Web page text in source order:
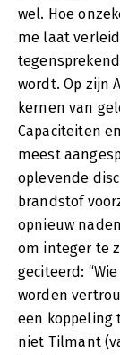
wel. Hoe
me laat
wordt. Op zijn
kernen van
Capaciteiten
meest
oplevende
brandstof
opnieuw
om integer te
geciteerd:
worden
een koppeling
niet Tilmant